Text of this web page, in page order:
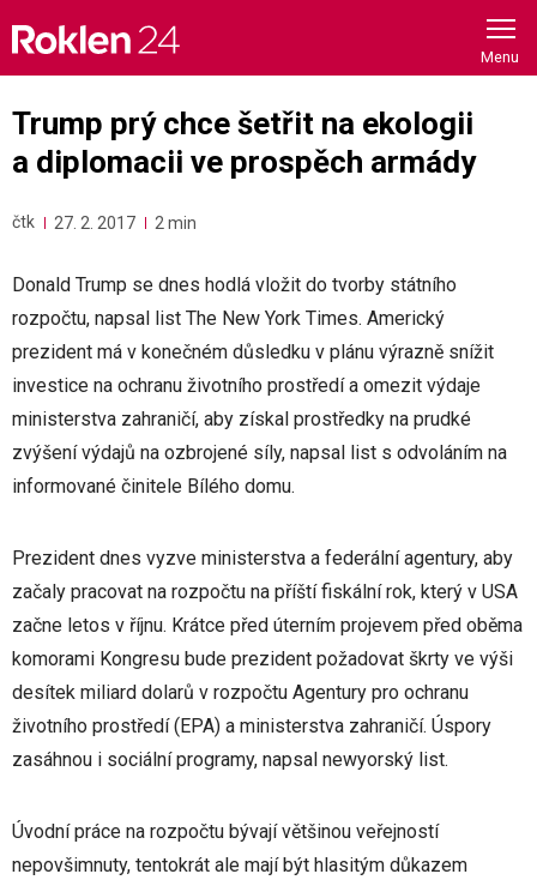
content
Trump prý chce šetřit na ekologii
a diplomacii ve prospěch armády
čtk 27. 2. 2017 2 min
Donald Trump se dnes hodlá vložit do tvorby státního
rozpočtu, napsal list The New York Times. Americký
prezident má v konečném důsledku v plánu výrazně snížit
investice na ochranu životního prostředí a omezit výdaje
ministerstva zahraničí, aby získal prostředky na prudké
zvýšení výdajů na ozbrojené síly, napsal list s odvoláním na
informované činitele Bílého domu.
Prezident dnes vyzve ministerstva a federální agentury, aby
začaly pracovat na rozpočtu na příští fiskální rok, který v USA
začne letos v říjnu. Krátce před úterním projevem před oběma
komorami Kongresu bude prezident požadovat škrty ve výši
desítek miliard dolarů v rozpočtu Agentury pro ochranu
životního prostředí (EPA) a ministerstva zahraničí. Úspory
zasáhnou i sociální programy, napsal newyorský list.
Úvodní práce na rozpočtu bývají většinou veřejností
nepovšimnuty, tentokrát ale mají být hlasitým důkazem